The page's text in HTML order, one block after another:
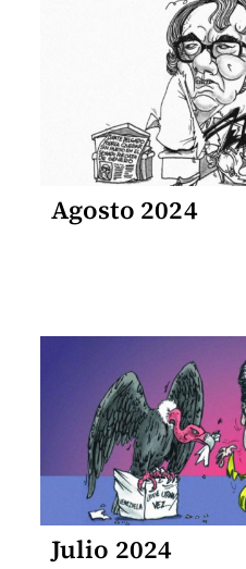
Agosto 2024
Julio 2024